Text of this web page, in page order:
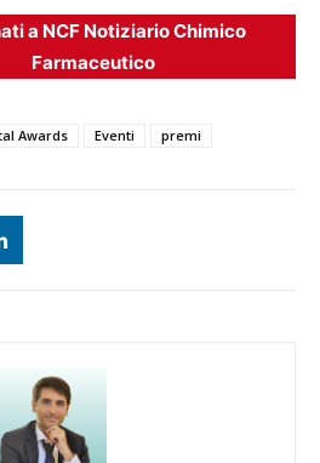
a NCF Notiziario Chimico
Farmaceutico
Awards Eventi premi